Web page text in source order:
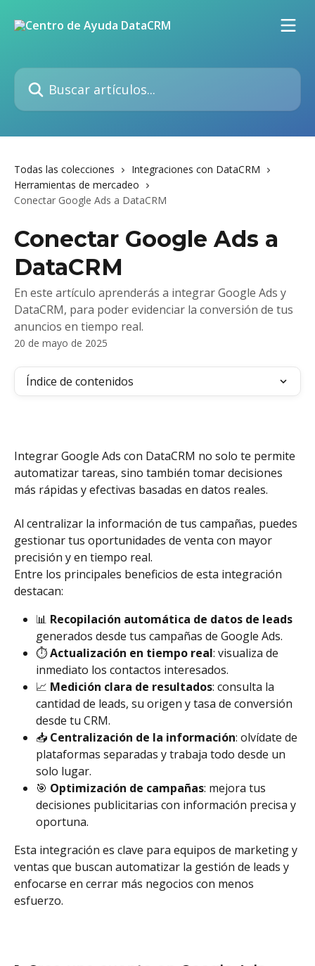
Buscar artículos...
Todas las colecciones
Integraciones con DataCRM
Herramientas de mercadeo
Conectar Google Ads a DataCRM
Conectar Google Ads a
DataCRM
En este artículo aprenderás a integrar Google Ads y
DataCRM, para poder evidenciar la conversión de tus
anuncios en tiempo real.
20 de mayo de 2025
Índice de contenidos
Integrar Google Ads con DataCRM no solo te permite
automatizar tareas, sino también tomar decisiones
más rápidas y efectivas basadas en datos reales.
Al centralizar la información de tus campañas, puedes
gestionar tus oportunidades de venta con mayor
precisión y en tiempo real.
Entre los principales beneficios de esta integración
destacan:
📊 Recopilación automática de datos de leads
generados desde tus campañas de Google Ads.
⏱️ Actualización en tiempo real: visualiza de
inmediato los contactos interesados.
📈 Medición clara de resultados: consulta la
cantidad de leads, su origen y tasa de conversión
desde tu CRM.
📥 Centralización de la información: olvídate de
plataformas separadas y trabaja todo desde un
solo lugar.
🎯 Optimización de campañas: mejora tus
decisiones publicitarias con información precisa y
oportuna.
Esta integración es clave para equipos de marketing y
ventas que buscan automatizar la gestión de leads y
enfocarse en cerrar más negocios con menos
esfuerzo.​